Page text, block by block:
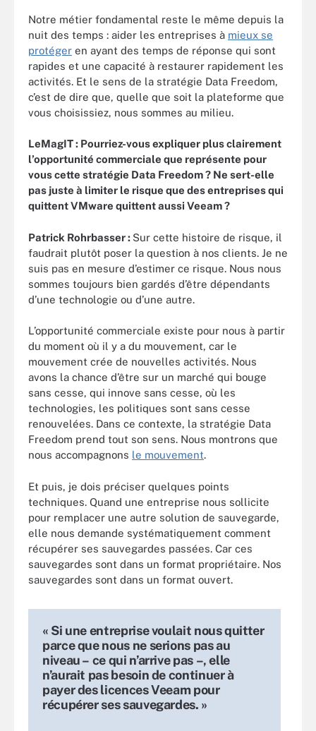
Notre métier fondamental reste le même depuis la
nuit des temps : aider les entreprises à mieux se
protéger en ayant des temps de réponse qui sont
rapides et une capacité à restaurer rapidement les
activités. Et le sens de la stratégie Data Freedom,
c’est de dire que, quelle que soit la plateforme que
vous choisissiez, nous sommes au milieu.
LeMagIT : Pourriez-vous expliquer plus clairement
l’opportunité commerciale que représente pour
vous cette stratégie Data Freedom ? Ne sert-elle
pas juste à limiter le risque que des entreprises qui
quittent VMware quittent aussi Veeam ?
Patrick Rohrbasser : Sur cette histoire de risque, il
faudrait plutôt poser la question à nos clients. Je ne
suis pas en mesure d’estimer ce risque. Nous nous
sommes toujours bien gardés d’être dépendants
d’une technologie ou d’une autre.
L’opportunité commerciale existe pour nous à partir
du moment où il y a du mouvement, car le
mouvement crée de nouvelles activités. Nous
avons la chance d’être sur un marché qui bouge
sans cesse, qui innove sans cesse, où les
technologies, les politiques sont sans cesse
renouvelées. Dans ce contexte, la stratégie Data
Freedom prend tout son sens. Nous montrons que
nous accompagnons le mouvement.
Et puis, je dois préciser quelques points
techniques. Quand une entreprise nous sollicite
pour remplacer une autre solution de sauvegarde,
elle nous demande systématiquement comment
récupérer ses sauvegardes passées. Car ces
sauvegardes sont dans un format propriétaire. Nos
sauvegardes sont dans un format ouvert.
« Si une entreprise voulait nous quitter
parce que nous ne serions pas au
niveau – ce qui n’arrive pas –, elle
n’aurait pas besoin de continuer à
payer des licences Veeam pour
récupérer ses sauvegardes. »